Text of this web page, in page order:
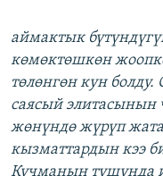
аймактык
көмөктөшкөн
төлөнгөн кун
саясый элитасынын
жөнүндө жүрүп
кызматтардын кээ
Кучманын тушунда